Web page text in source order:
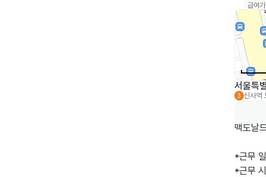
급여
서울특
3 신사역
맥도날
*근무
*근무